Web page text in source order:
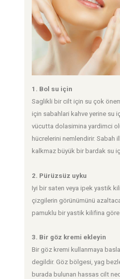
1. Bol su için
Saglikli bir cilt için su çok
için sabahlari kahve yerine su
vücutta dolasimina yardimci
hücrelerini nemlendirir. Sabah
kalkmaz büyük bir bardak su
2. Pürüzsüz uyku
Iyi bir saten veya ipek yastik
çizgilerin görünümünü
pamuklu bir yastik kilifina
3. Bir göz kremi ekleyin
Bir göz kremi kullanmaya
degildir. Göz bölgesi, yag
burada bulunan hassas cilt